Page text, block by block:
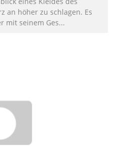
an höher zu schlagen. Es
mit seinem Ges...